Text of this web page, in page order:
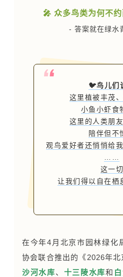
🎤 众多鸟类为何不约
- 答案就在绿水
🐦鸟儿们
这里植被丰茂
小鱼小虾食
这里的人类朋
陪伴但不
观鸟爱好者还悄悄给
这一切
让我们得以自在栖
在今年4月北京市园林绿化
协会联合推出的《2026年
沙河水库
十三陵水库和